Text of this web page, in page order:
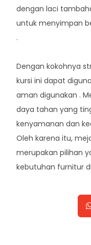
dengan laci
untuk menyimpan
.
Dengan kokohnya
kursi ini dapat
aman digunakan .
daya tahan yang
kenyamanan dan
Oleh karena itu,
merupakan pilihan
kebutuhan furnitur